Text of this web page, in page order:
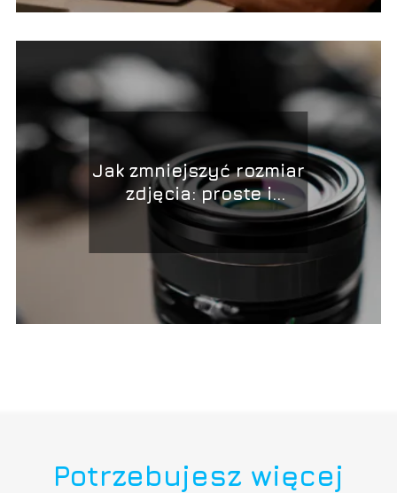
Jak zmniejszyć rozmiar
zdjęcia: proste i
skuteczne metody
Potrzebujesz więcej